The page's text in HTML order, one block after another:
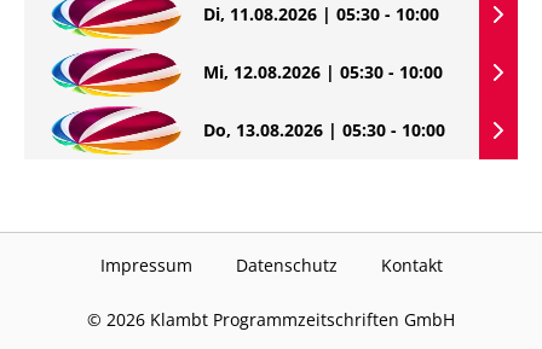
Di, 11.08.2026 | 05:30 - 10:00
Mi, 12.08.2026 | 05:30 - 10:00
Do, 13.08.2026 | 05:30 - 10:00
Impressum Datenschutz Kontakt
© 2026 Klambt Programmzeitschriften GmbH